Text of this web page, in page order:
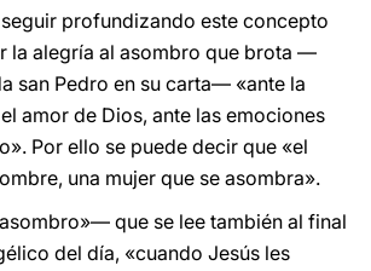
profundizando este concepto
la alegría al asombro que brota —
san Pedro en su carta— «ante la
amor de Dios, ante las emociones
Por ello se puede decir que «el
una mujer que se asombra».
que se lee también al final
del día, «cuando Jesús les